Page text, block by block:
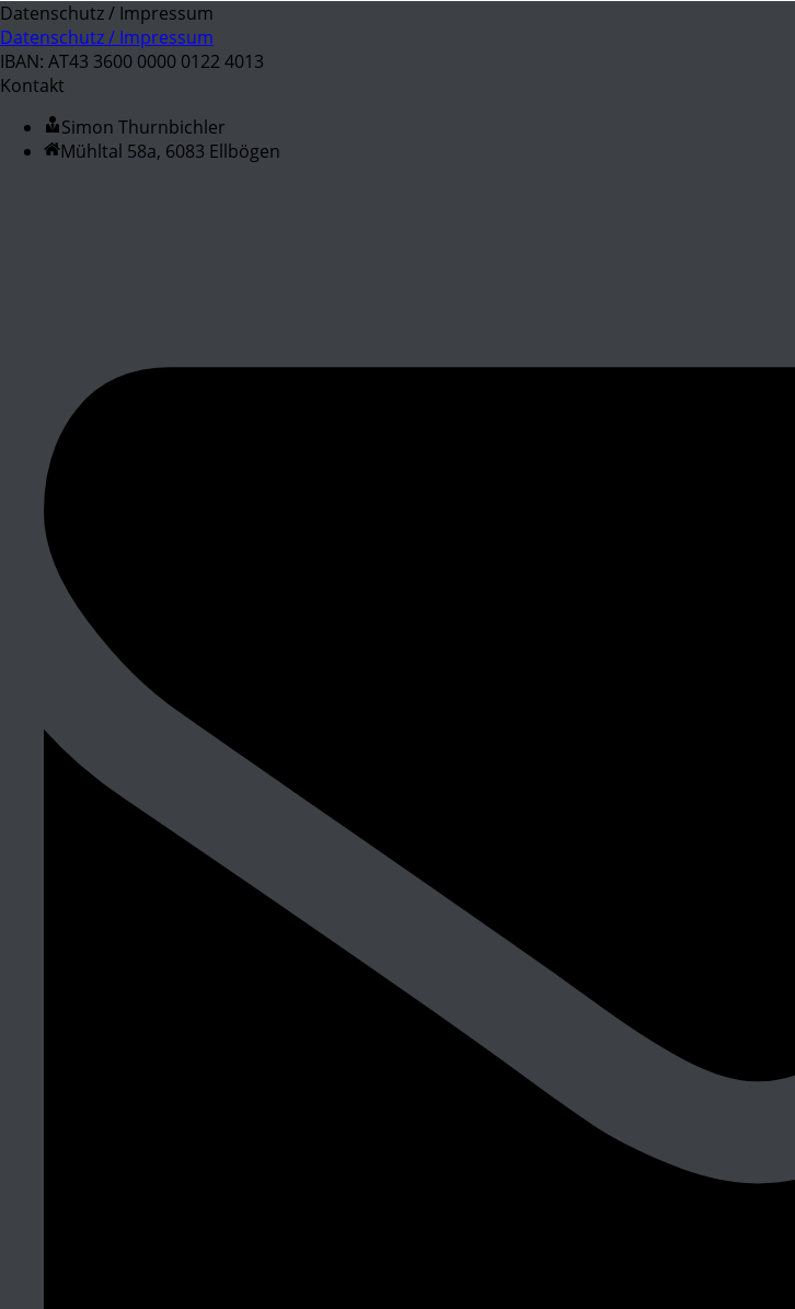
Datenschutz / Impressum
Datenschutz / Impressum
IBAN: AT43 3600 0000 0122 4013
Kontakt
Simon Thurnbichler
Mühltal 58a, 6083 Ellbögen